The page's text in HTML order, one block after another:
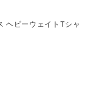
ビーウェイトTシャ